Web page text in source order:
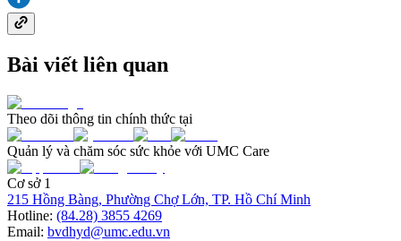
Bài viết liên quan
Theo dõi thông tin chính thức tại
Quản lý và chăm sóc sức khỏe với UMC Care
Cơ sở 1
215 Hồng Bàng, Phường Chợ Lớn, TP. Hồ Chí Minh
Hotline: (84.28) 3855 4269
Email: bvdhyd@umc.edu.vn